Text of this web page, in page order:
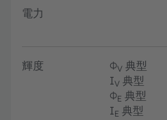
電力
輝度 ΦV 典型
IV 典型
ΦE 典型
IE 典型